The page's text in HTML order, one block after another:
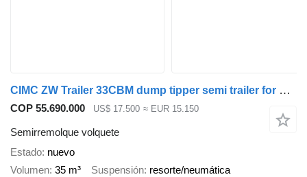
CIMC ZW Trailer 33CBM dump tipper semi trailer for Guyana
COP 55.690.000 US$ 17.500 ≈ EUR 15.150
Semirremolque volquete
Estado nuevo
Volumen 35 m³ Suspensión resorte/neumática